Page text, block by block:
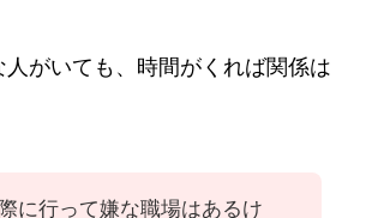
がいても、時間がくれば関係は
に行って嫌な職場はあるけ